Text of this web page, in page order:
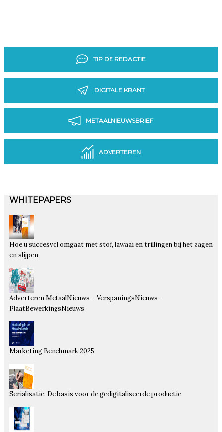
TIP DE REDACTIE
DIGITALE KRANT
METAALNIEUWSBRIEF
ADVERTEREN
WHITEPAPERS
Hoe u succesvol omgaat met stof, lawaai en trillingen bij het zagen
en slijpen
Adverteren MetaalNieuws – VerspaningsNieuws –
PlaatBewerkingsNieuws
Marketing Benchmark 2025
Serialisatie: De basis voor de gedigitaliseerde productie